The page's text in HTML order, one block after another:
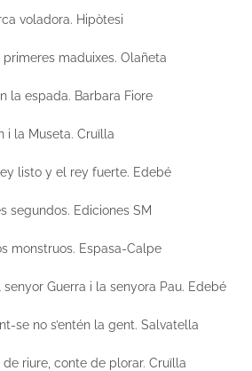
voladora. Hipòtesi
primeres maduixes. Olañeta
la espada. Barbara Fiore
i la Museta. Cruïlla
listo y el rey fuerte. Edebé
segundos. Ediciones SM
monstruos. Espasa-Calpe
senyor Guerra i la senyora Pau. Edebé
se no s’entén la gent. Salvatella
de riure, conte de plorar. Cruïlla